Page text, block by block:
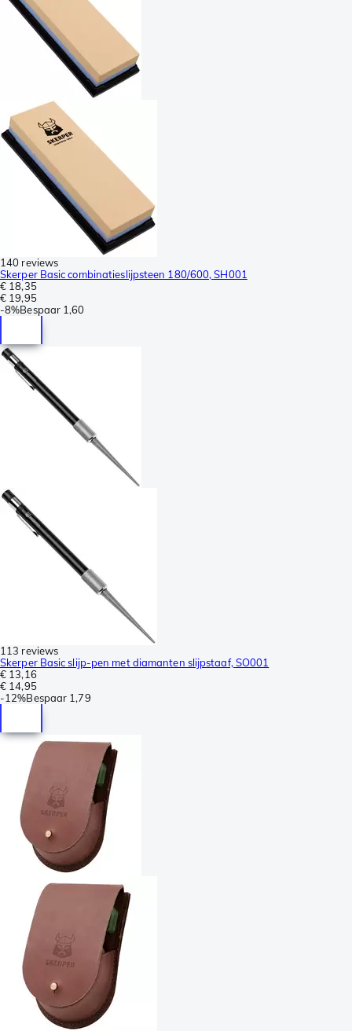
140 reviews
Skerper Basic combinatieslijpsteen 180/600, SH001
€ 18,35
€ 19,95
-8%Bespaar 1,60
113 reviews
Skerper Basic slijp-pen met diamanten slijpstaaf, SO001
€ 13,16
€ 14,95
-12%Bespaar 1,79